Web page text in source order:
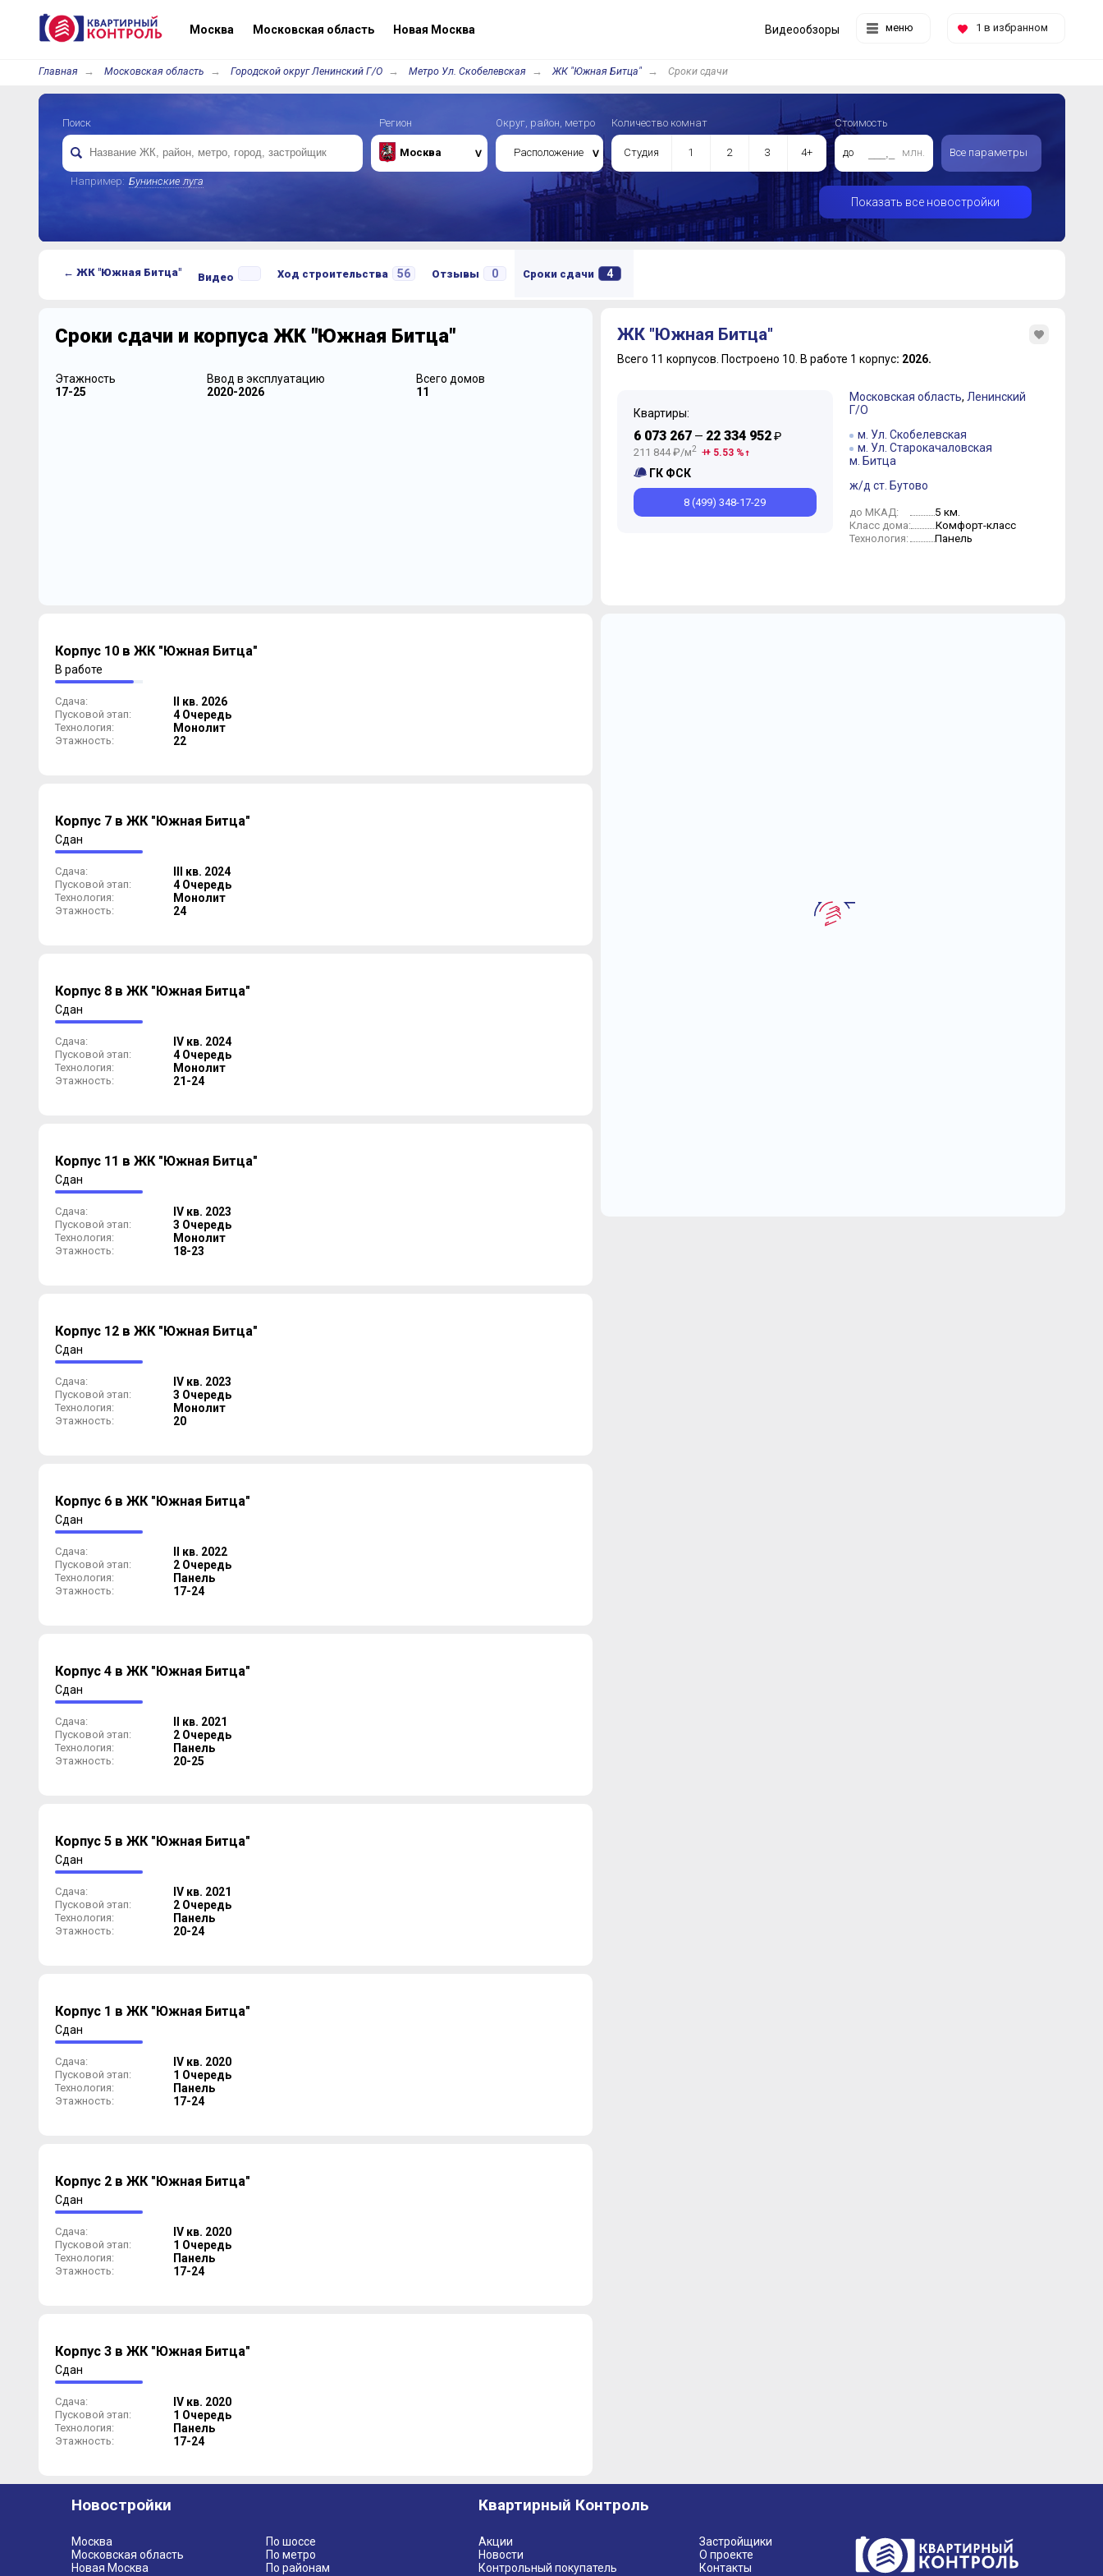
Москва Московская область Новая Москва меню 1 в избранном
Видеообзоры
Главная Московская область Городской округ Ленинский Г/О Метро Ул. Скобелевская ЖК "Южная Битца" Сроки сдачи
Поиск
Например: Бунинские луга
Регион
Москва
Округ, район, метро
Расположение
Количество комнат
Студия 1 2 3 4+
Стоимость
до млн. Все параметры
Показать все новостройки
← ЖК "Южная Битца" Видео Ход строительства 56 Отзывы 0 Сроки сдачи 4
Сроки сдачи и корпуса ЖК "Южная Битца"
Этажность
17-25
Ввод в эксплуатацию
2020-2026
Всего домов
11
Корпус 10 в ЖК "Южная Битца"
В работе
Сдача: II кв. 2026
Пусковой этап: 4 Очередь
Технология: Монолит
Этажность: 22
Корпус 7 в ЖК "Южная Битца"
Сдан
Сдача: III кв. 2024
Пусковой этап: 4 Очередь
Технология: Монолит
Этажность: 24
Корпус 8 в ЖК "Южная Битца"
Сдан
Сдача: IV кв. 2024
Пусковой этап: 4 Очередь
Технология: Монолит
Этажность: 21-24
Корпус 11 в ЖК "Южная Битца"
Сдан
Сдача: IV кв. 2023
Пусковой этап: 3 Очередь
Технология: Монолит
Этажность: 18-23
Корпус 12 в ЖК "Южная Битца"
Сдан
Сдача: IV кв. 2023
Пусковой этап: 3 Очередь
Технология: Монолит
Этажность: 20
Корпус 6 в ЖК "Южная Битца"
Сдан
Сдача: II кв. 2022
Пусковой этап: 2 Очередь
Технология: Панель
Этажность: 17-24
Корпус 4 в ЖК "Южная Битца"
Сдан
Сдача: II кв. 2021
Пусковой этап: 2 Очередь
Технология: Панель
Этажность: 20-25
Корпус 5 в ЖК "Южная Битца"
Сдан
Сдача: IV кв. 2021
Пусковой этап: 2 Очередь
Технология: Панель
Этажность: 20-24
Корпус 1 в ЖК "Южная Битца"
Сдан
Сдача: IV кв. 2020
Пусковой этап: 1 Очередь
Технология: Панель
Этажность: 17-24
Корпус 2 в ЖК "Южная Битца"
Сдан
Сдача: IV кв. 2020
Пусковой этап: 1 Очередь
Технология: Панель
Этажность: 17-24
Корпус 3 в ЖК "Южная Битца"
Сдан
Сдача: IV кв. 2020
Пусковой этап: 1 Очередь
Технология: Панель
Этажность: 17-24
ЖК "Южная Битца"
Всего 11 корпусов. Построено 10. В работе 1 корпус: 2026.
Квартиры:
6 073 267— 22 334 952₽
211 844 ₽/м2 + 5.53 %
ГК ФСК
8 (499) 348-17-29
Московская область, Ленинский
Г/О
м. Ул. Скобелевская
м. Ул. Старокачаловская
м. Битца
ж/д ст. Бутово
до МКАД: 5 км.
Класс дома: Комфорт-класс
Технология: Панель
Новостройки
Москва
Московская область
Новая Москва
По шоссе
По метро
По районам
Квартирный Контроль
Акции
Новости
Контрольный покупатель
Застройщики
О проекте
Контакты